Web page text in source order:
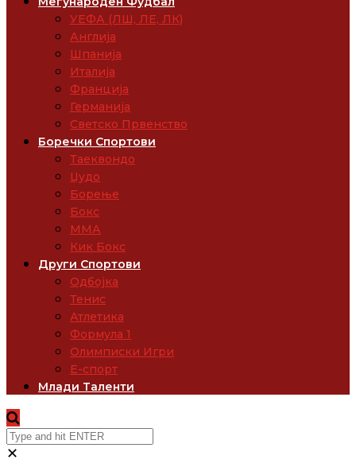
УЕФА (ЛШ, ЛЕ, ЛК)
Англија
Шпанија
Италија
Франција
Германија
Светско Првенство
Боречки Спортови
Таеквондо
Џудо
Борење
Бокс
ММА
Кик Бокс
Други Спортови
Одбојка
Тенис
Атлетика
Формула 1
Олимписки Игри
Е-спорт
Млади Таленти
✕